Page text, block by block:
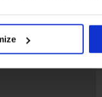
se svidjeti